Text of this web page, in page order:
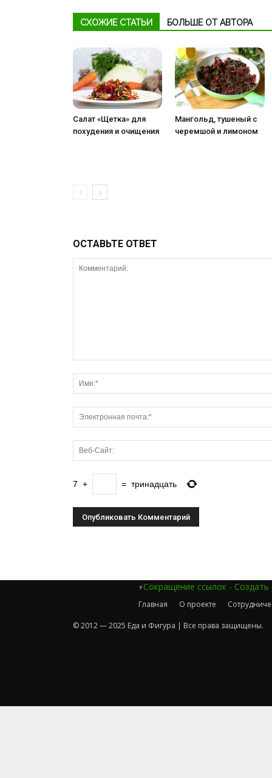
СХОЖИЕ СТАТЬИ БОЛЬШЕ ОТ АВТОРА
Салат «Щетка» для
похудения и очищения
Мангольд, тушеный с
черемшой и лимоном
ОСТАВЬТЕ ОТВЕТ
7 + = тринадцать
⚡Сокращение ссылок - Создать
Главная О проекте
© 2012 — 2025 Еда и Фигура | Все права защищены.